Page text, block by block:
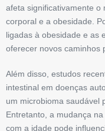
afeta significativamente o
corporal e a obesidade.
ligadas à obesidade e as
oferecer novos caminhos
Além disso, estudos
intestinal em doenças
um microbioma saudável
Entretanto, a mudança
com a idade pode